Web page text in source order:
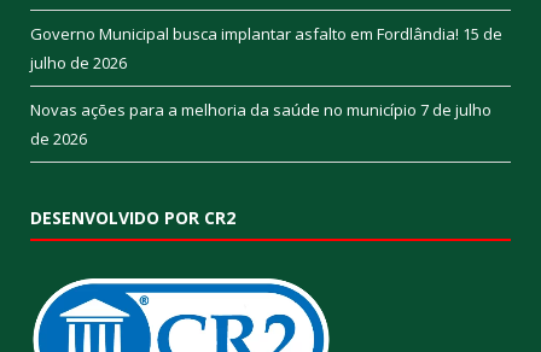
Governo Municipal busca implantar asfalto em Fordlândia! 15 de
julho de 2026
Novas ações para a melhoria da saúde no município 7 de julho
de 2026
DESENVOLVIDO POR CR2